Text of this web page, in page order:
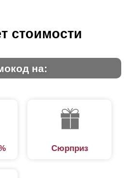
стоимости
на:
Сюрприз